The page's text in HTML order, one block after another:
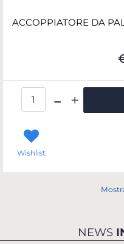
ACCOPPIATORE DA
Wishlist
NEWS